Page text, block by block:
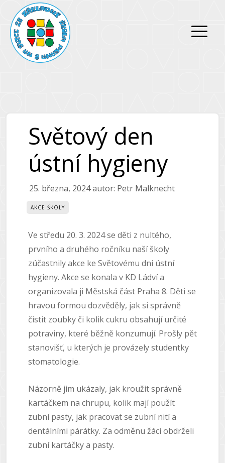
Přeskočit
obsah
Přeskočit
obsah
Světový den
ústní hygieny
25. března, 2024autor: Petr Malknecht
AKCE ŠKOLY
Ve středu 20. 3. 2024 se děti z nultého,
prvního a druhého ročníku naší školy
zúčastnily akce ke Světovému dni ústní
hygieny. Akce se konala v KD Ládví a
organizovala ji Městská část Praha 8. Děti se
hravou formou dozvěděly, jak si správně
čistit zoubky či kolik cukru obsahují určité
potraviny, které běžně konzumují. Prošly pět
stanovišť, u kterých je provázely studentky
stomatologie.
Názorně jim ukázaly, jak kroužit správně
kartáčkem na chrupu, kolik mají použít
zubní pasty, jak pracovat se zubní nití a
dentálními párátky. Za odměnu žáci obdrželi
zubní kartáčky a pasty.